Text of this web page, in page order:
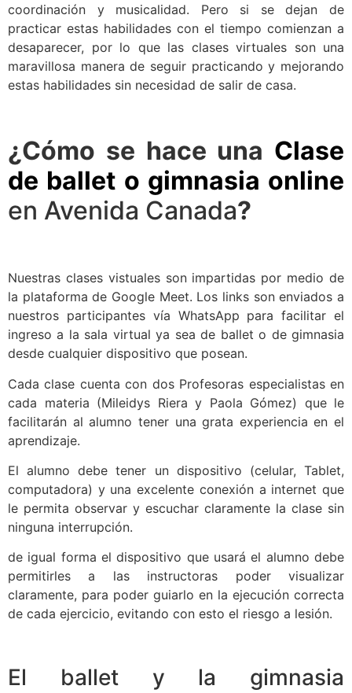
coordinación y musicalidad. Pero si se dejan de
practicar estas habilidades con el tiempo comienzan a
desaparecer, por lo que las clases virtuales son una
maravillosa manera de seguir practicando y mejorando
estas habilidades sin necesidad de salir de casa.
¿Cómo se hace una Clase
de ballet o gimnasia online
en Avenida Canada?
Nuestras clases vistuales son impartidas por medio de
la plataforma de Google Meet. Los links son enviados a
nuestros participantes vía WhatsApp para facilitar el
ingreso a la sala virtual ya sea de ballet o de gimnasia
desde cualquier dispositivo que posean.
Cada clase cuenta con dos Profesoras especialistas en
cada materia (Mileidys Riera y Paola Gómez) que le
facilitarán al alumno tener una grata experiencia en el
aprendizaje.
El alumno debe tener un dispositivo (celular, Tablet,
computadora) y una excelente conexión a internet que
le permita observar y escuchar claramente la clase sin
ninguna interrupción.
de igual forma el dispositivo que usará el alumno debe
permitirles a las instructoras poder visualizar
claramente, para poder guiarlo en la ejecución correcta
de cada ejercicio, evitando con esto el riesgo a lesión.
El ballet y la gimnasia